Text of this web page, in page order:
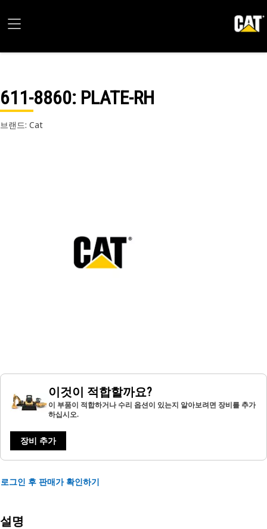
611-8860: PLATE-RH
브랜드: Cat
이것이 적합할까요?
이 부품이 적합하거나 수리 옵션이 있는지 알아보려면 장비를 추가
하십시오.
장비 추가
로그인 후 판매가 확인하기
설명